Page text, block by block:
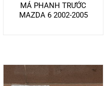
MÁ PHANH TRƯỚC
MAZDA 6 2002-2005